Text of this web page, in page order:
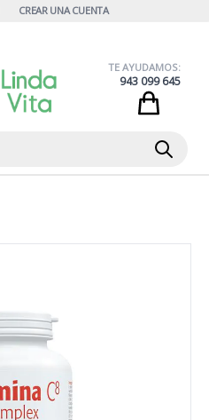
CREAR UNA CUENTA
Buscar
TE AYUDAMOS:
943 099 645